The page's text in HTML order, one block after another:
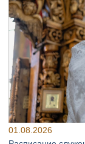
01.08.2026